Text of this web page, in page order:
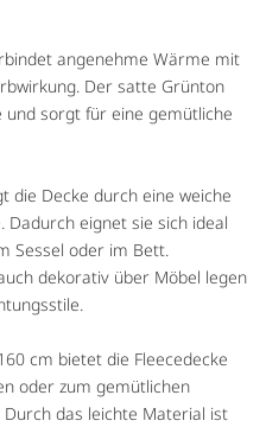
angenehme Wärme mit
Der satte Grünton
sorgt für eine gemütliche
die Decke durch eine weiche
eignet sie sich ideal
Sessel oder im Bett.
dekorativ über Möbel legen
cm bietet die Fleecedecke
oder zum gemütlichen
Durch das leichte Material ist